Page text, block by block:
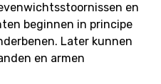
en
beginnen in principe
Later kunnen
en armen